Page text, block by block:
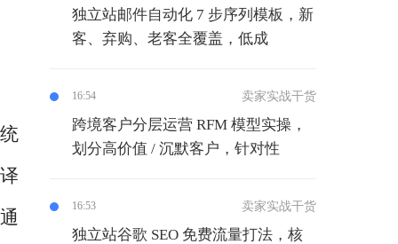
独立站邮件自动化 7 步序列模板，新
客、弃购、老客全覆盖，低成
16:54 卖家实战干货
跨境客户分层运营 RFM 模型实操，
划分高价值 / 沉默客户，针对性
16:53 卖家实战干货
独立站谷歌 SEO 免费流量打法，核